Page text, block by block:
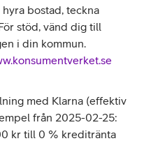
bostad, teckna
stöd, vänd dig till
i din kommun.
med Klarna (effektiv
från 2025-02-25:
kr till 0 % kreditränta